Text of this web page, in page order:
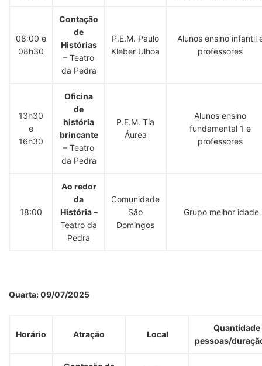
08:00 e
08h30
Contação
de
Histórias
– Teatro
da Pedra
P.E.M. Paulo
Kleber Ulhoa
Alunos ensino infantil
professores
13h30
e
16h30
Oficina
de
história
brincante
– Teatro
da Pedra
P.E.M. Tia
Áurea
Alunos ensino
fundamental 1 e
professores
18:00
Ao redor
da
História–
Teatro da
Pedra
Comunidade
São
Domingos
Grupo melhor idade
Quarta: 09/07/2025
Horário Atração Local
Quantidade
pessoas/